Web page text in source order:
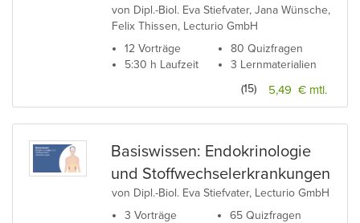
von Dipl.-Biol. Eva Stiefvater, Jana Wünsche,
Felix Thissen, Lecturio GmbH
12 Vorträge
5:30 h Laufzeit
80 Quizfragen
3 Lernmaterialien
5,49 € mtl.
(15)
Basiswissen: Endokrinologie
und Stoffwechselerkrankungen
von Dipl.-Biol. Eva Stiefvater, Lecturio GmbH
3 Vorträge
65 Quizfragen